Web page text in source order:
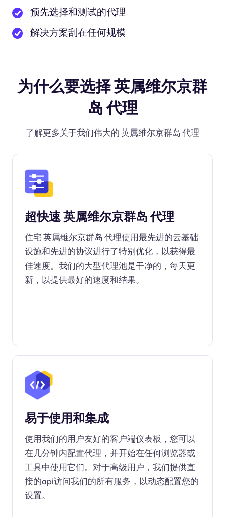
预先选择和测试的代理
解决方案刮在任何规模
为什么要选择 英属维尔京群
岛 代理
了解更多关于我们伟大的 英属维尔京群岛 代理
超快速 英属维尔京群岛 代理
住宅 英属维尔京群岛 代理使用最先进的云基础
设施和先进的协议进行了特别优化，以获得最
佳速度。我们的大型代理池是干净的，每天更
新，以提供最好的速度和结果。
易于使用和集成
使用我们的用户友好的客户端仪表板，您可以
在几分钟内配置代理，并开始在任何浏览器或
工具中使用它们。对于高级用户，我们提供直
接的api访问我们的所有服务，以动态配置您的
设置。